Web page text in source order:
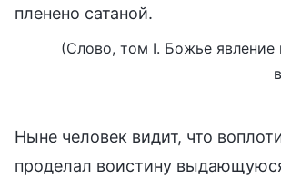
пленено сатаной.
(Слово, том I. Божье явление
Ныне человек видит, что
проделал воистину